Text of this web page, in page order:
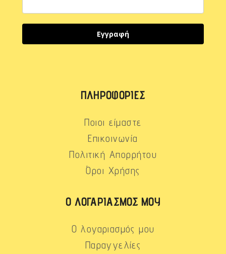
Εγγραφή
ΠΛΗΡΟΦΟΡΊΕΣ
Ποιοι είμαστε
Επικοινωνία
Πολιτική Απορρήτου
Όροι Χρήσης
Ο ΛΟΓΑΡΙΑΣΜΌΣ ΜΟΥ
Ο λογαριασμός μου
Παραγγελίες